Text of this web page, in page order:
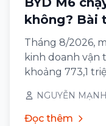
không? Bài
Tháng 8/2026,
kinh doanh vận
khoảng 773,1
3.000 km và tiết
đồng/tháng so
NGUYỄN
Đọc thêm